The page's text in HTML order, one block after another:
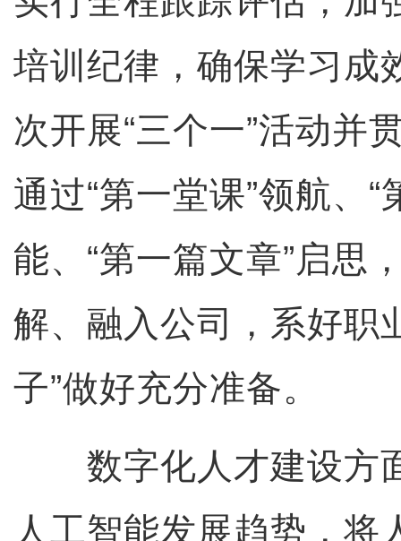
培训纪律，确保学习成
次开展“三个一”活动并
通过“第一堂课”领航、“
能、“第一篇文章”启思
解、融入公司，系好职
子”做好充分准备。
数字化人才建设方
人工智能发展趋势，将